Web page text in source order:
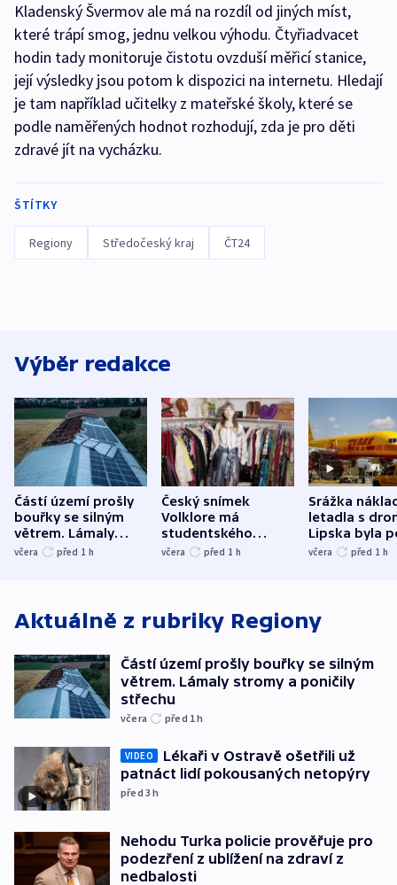
Kladenský Švermov ale má na rozdíl od jiných míst,
které trápí smog, jednu velkou výhodu. Čtyřiadvacet
hodin tady monitoruje čistotu ovzduší měřicí stanice,
její výsledky jsou potom k dispozici na internetu. Hledají
je tam například učitelky z mateřské školy, které se
podle naměřených hodnot rozhodují, zda je pro děti
zdravé jít na vycházku.
ŠTÍTKY
Regiony Středočeský kraj ČT24
Výběr redakce
Částí území prošly
bouřky se silným
větrem. Lámaly
stromy a poničily
včera před 1 h
Český snímek
Volklore má
studentského
Oscara, zabojuje o
včera před 1 h
Srážka
letadla s
Lipska byla
německého
včera před 1 h
Aktuálně z rubriky Regiony
Částí území prošly bouřky se silným
větrem. Lámaly stromy a poničily
střechu
včera před 1h
VIDEO
Lékaři v Ostravě ošetřili už
patnáct lidí pokousaných netopýry
před 3h
Nehodu Turka policie prověřuje pro
podezření z ublížení na zdraví z
nedbalosti